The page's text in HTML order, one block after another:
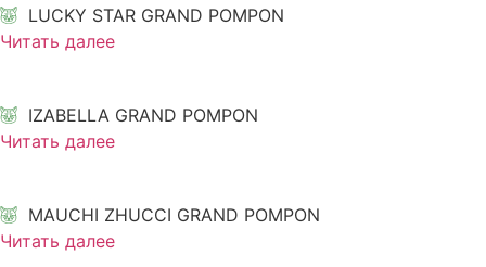
LUCKY STAR GRAND POMPON
Читать далее
IZABELLA GRAND POMPON
Читать далее
MAUCHI ZHUCCI GRAND POMPON
Читать далее